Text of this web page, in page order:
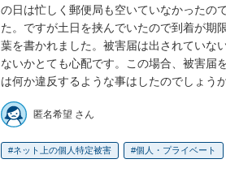
の日は忙しく郵便局も空いていなかったの
た。ですが土日を挟んでいたので到着が期
葉を書かれました。被害届は出されていな
ないかとても心配です。この場合、被害届
は何か違反するような事はしたのでしょう
匿名希望 さん
ネット上の個人特定被害 個人・プライベート